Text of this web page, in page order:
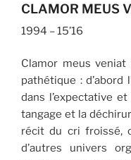
CLAMOR MEUS
1994 – 15’16
Clamor meus veniat
pathétique :
dans l’expectative
tangage et la
récit du cri froissé,
d’autres univers